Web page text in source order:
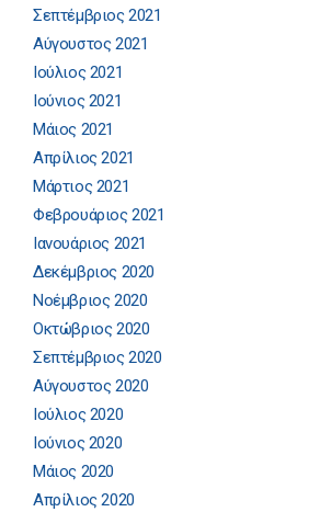
Σεπτέμβριος 2021
Αύγουστος 2021
Ιούλιος 2021
Ιούνιος 2021
Μάιος 2021
Απρίλιος 2021
Μάρτιος 2021
Φεβρουάριος 2021
Ιανουάριος 2021
Δεκέμβριος 2020
Νοέμβριος 2020
Οκτώβριος 2020
Σεπτέμβριος 2020
Αύγουστος 2020
Ιούλιος 2020
Ιούνιος 2020
Μάιος 2020
Απρίλιος 2020